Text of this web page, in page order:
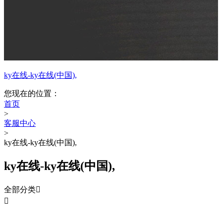
ky在线-ky在线(中国),
您现在的位置：
首页
>
客服中心
>
ky在线-ky在线(中国),
ky在线-ky在线(中国),
全部分类
